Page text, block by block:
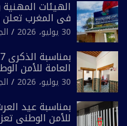
الهيئات
في المغرب تعلن
انتخابية مُعدة
ضيق”
30 يوليو، 2026
العامة للأمن
الشرطة
30 يوليو، 2026
بمناسبة عيد
للأمن الوطني